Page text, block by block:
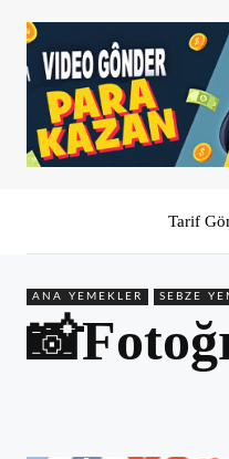
Tarif
ANA YEMEKLER SEBZE